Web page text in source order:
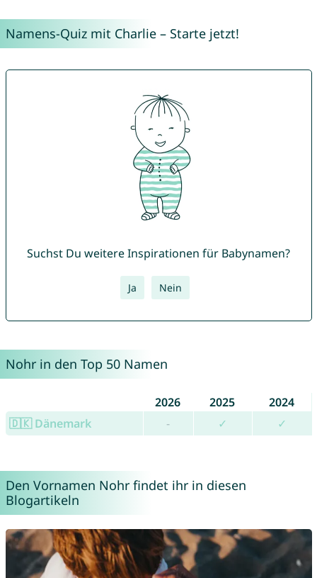
Namens-Quiz mit Charlie – Starte jetzt!
Suchst Du weitere Inspirationen für Babynamen?
Ja Nein
Nohr in den Top 50 Namen
2026 2025
2024
🇩🇰 Dänemark
- ✓ ✓
Den Vornamen Nohr findet ihr in diesen
Blogartikeln